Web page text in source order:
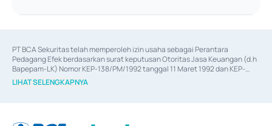
PT BCA Sekuritas telah memperoleh izin usaha sebagai Perantara
Pedagang Efek berdasarkan surat keputusan Otoritas Jasa Keuangan (d.h
Bapepam-LK) Nomor KEP-138/PM/1992 tanggal 11 Maret 1992 dan KEP-
06/D.04/2014 tanggal 28 Februari 2014, izin usaha sebagai Penjamin Emisi
Efek berdasarkan surat keputusan Otoritas Jasa Keuangan Nomor KEP-
LIHAT SELENGKAPNYA